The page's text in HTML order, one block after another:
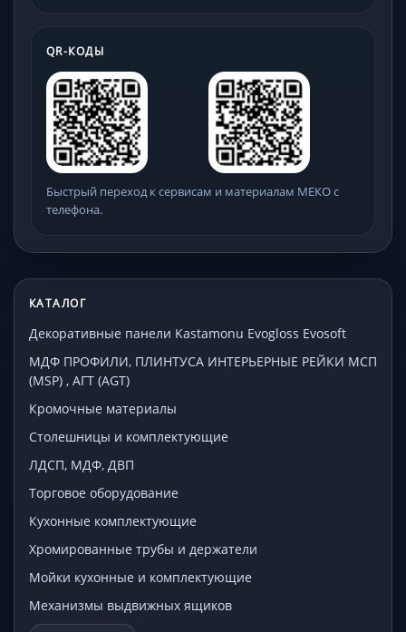
QR-КОДЫ
Быстрый переход к сервисам и материалам МЕКО с
телефона.
КАТАЛОГ
Декоративные панели Kastamonu Evogloss Evosoft
МДФ ПРОФИЛИ, ПЛИНТУСА ИНТЕРЬЕРНЫЕ РЕЙКИ МСП
(MSP) , АГТ (AGT)
Кромочные материалы
Столешницы и комплектующие
ЛДСП, МДФ, ДВП
Торговое оборудование
Кухонные комплектующие
Хромированные трубы и держатели
Мойки кухонные и комплектующие
Механизмы выдвижных ящиков